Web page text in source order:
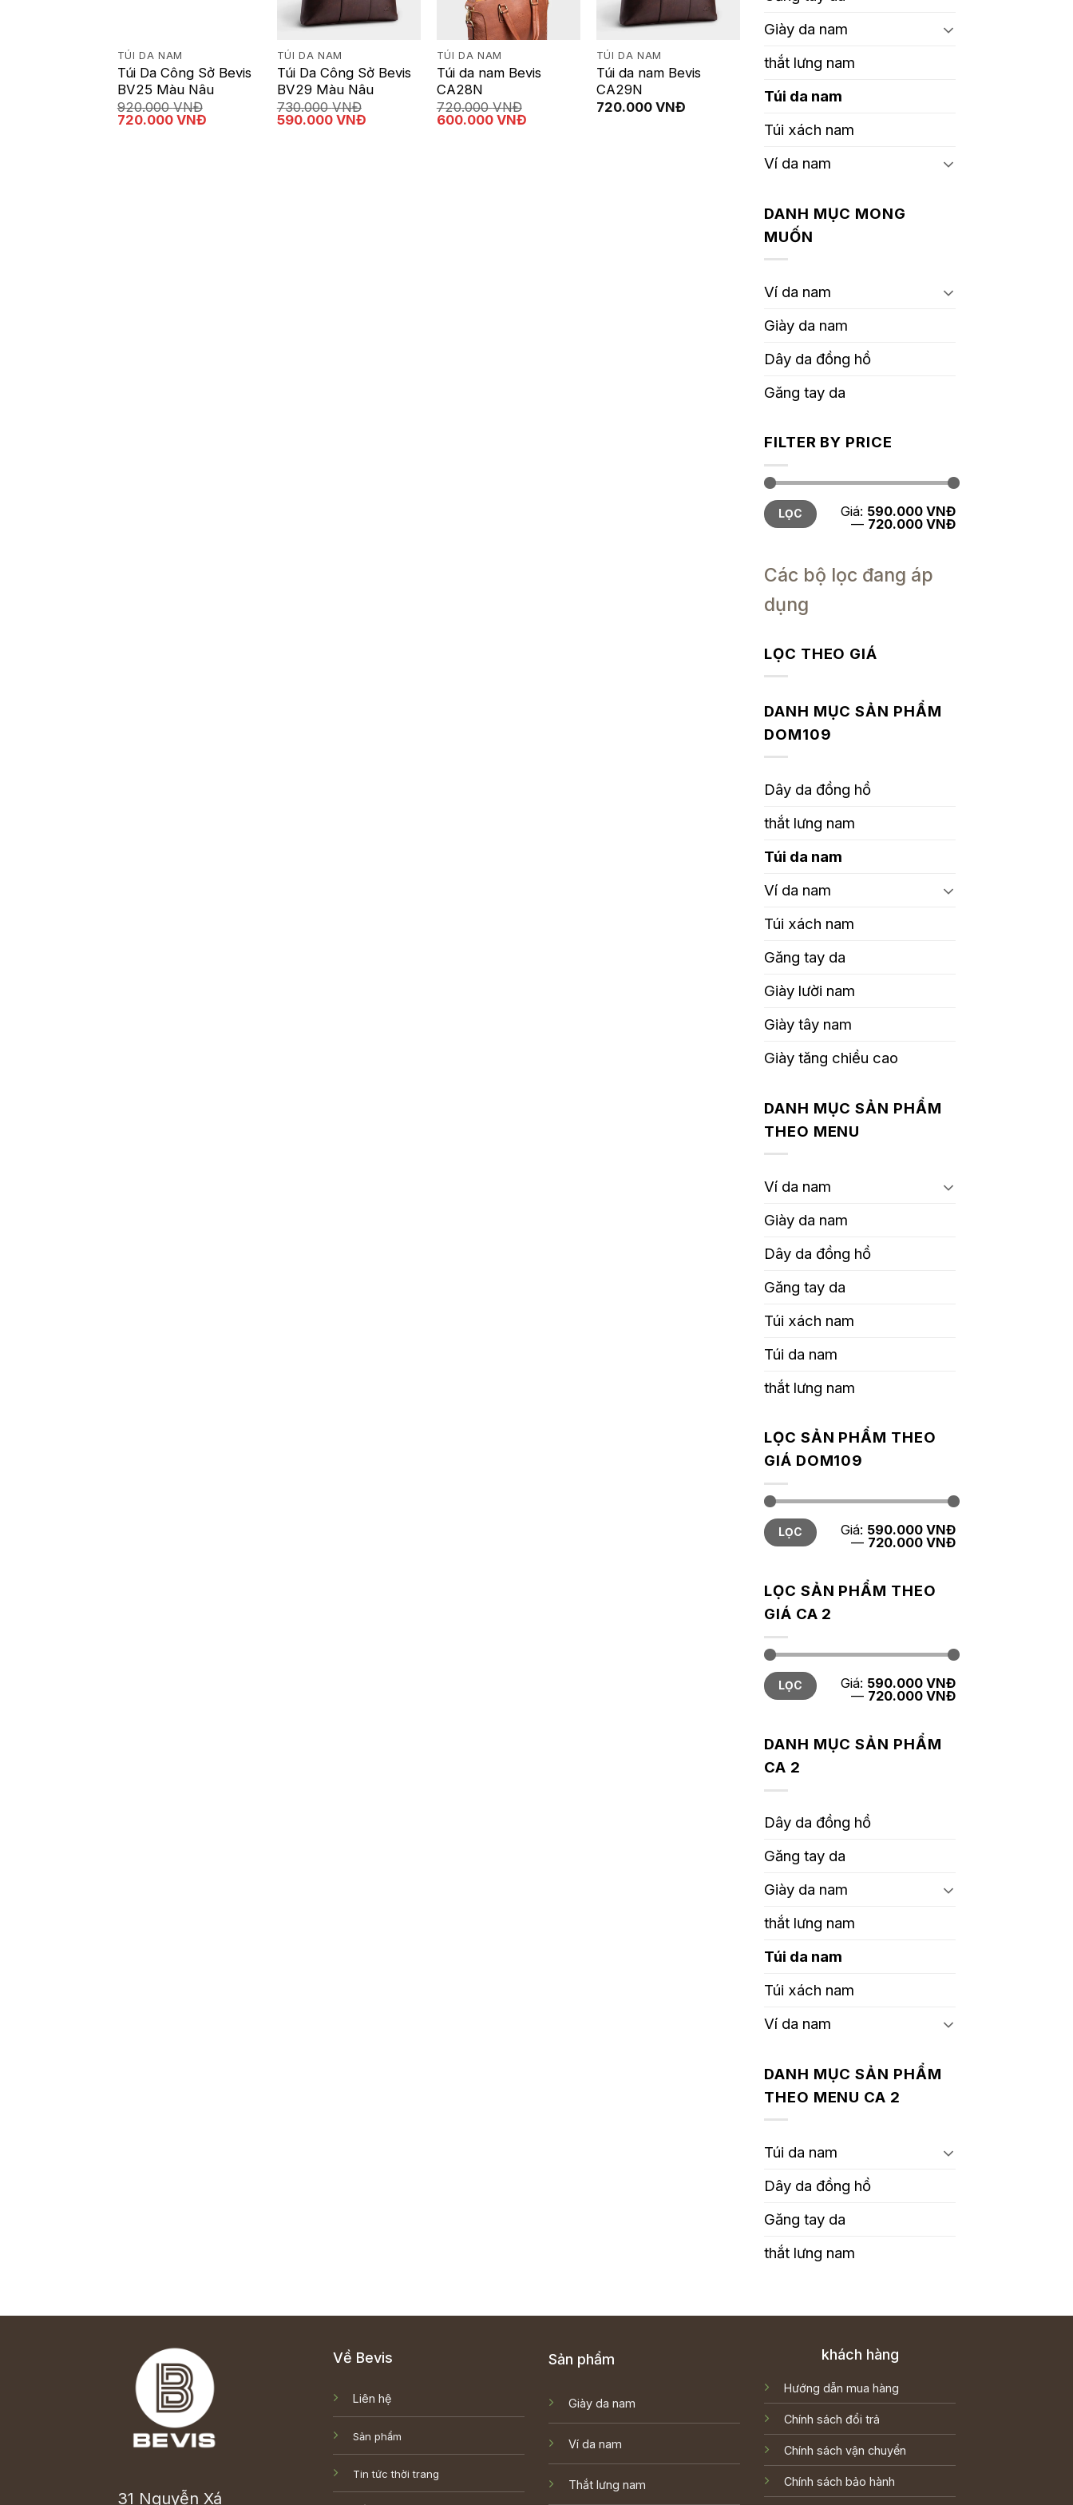
TÚI DA NAM
Túi Da Công Sở Bevis
BV25 Màu Nâu
920.000VNĐ
Giá
720.000 VNĐGiá
TÚI DA NAM
Túi Da Công Sở Bevis
BV29 Màu Nâu
730.000VNĐ
Giá
590.000 VNĐGiá
TÚI DA NAM
Túi da nam Bevis
CA28N
720.000VNĐ
Giá
600.000 VNĐGiá
TÚI DA NAM
Túi da nam Bevis
CA29N
720.000 VNĐ
Giày da nam
thắt lưng nam
Túi da nam
Túi xách nam
Ví da nam
DANH MỤC MONG
MUỐN
Ví da nam
Giày da nam
Dây da đồng hồ
Găng tay da
FILTER BY PRICE
Giá
tối
thiểu
Giá
tối
đa
LỌC Giá: 590.000 VNĐ
— 720.000 VNĐ
Các bộ lọc đang áp
dụng
LỌC THEO GIÁ
DANH MỤC SẢN PHẨM
DOM109
Dây da đồng hồ
thắt lưng nam
Túi da nam
Ví da nam
Túi xách nam
Găng tay da
Giày lười nam
Giày tây nam
Giày tăng chiều cao
DANH MỤC SẢN PHẨM
THEO MENU
Ví da nam
Giày da nam
Dây da đồng hồ
Găng tay da
Túi xách nam
Túi da nam
thắt lưng nam
LỌC SẢN PHẨM THEO
GIÁ DOM109
Giá
tối
thiểu
Giá
tối
đa
LỌC Giá: 590.000 VNĐ
— 720.000 VNĐ
LỌC SẢN PHẨM THEO
GIÁ CA 2
Giá
tối
thiểu
Giá
tối
đa
LỌC Giá: 590.000 VNĐ
— 720.000 VNĐ
DANH MỤC SẢN PHẨM
CA 2
Dây da đồng hồ
Găng tay da
Giày da nam
thắt lưng nam
Túi da nam
Túi xách nam
Ví da nam
DANH MỤC SẢN PHẨM
THEO MENU CA 2
Túi da nam
Dây da đồng hồ
Găng tay da
thắt lưng nam
31 Nguyễn Xá
Về Bevis
Liên hệ
Sản phẩm
Tin tức thời trang
Sản phẩm
Giày da nam
Ví da nam
Thắt lưng nam
khách hàng
Hướng dẫn mua hàng
Chính sách đổi trả
Chính sách vận chuyển
Chính sách bảo hành